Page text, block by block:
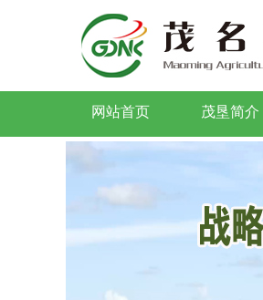
网站首页 茂垦简介